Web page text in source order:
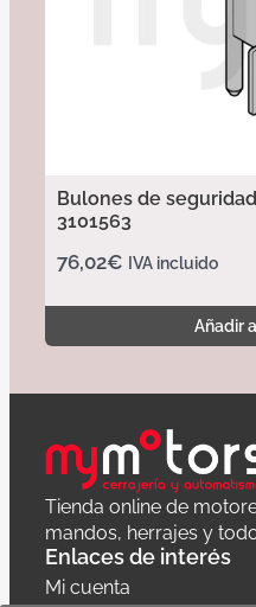
Bulones de
3101563
76,02€ IVA incluido
Añadir
Tienda online de
mandos, herrajes y
Enlaces de interés
Mi cuenta